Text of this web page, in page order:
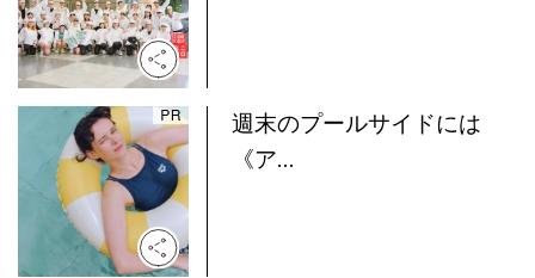
週末のプールサイドには
《ア...